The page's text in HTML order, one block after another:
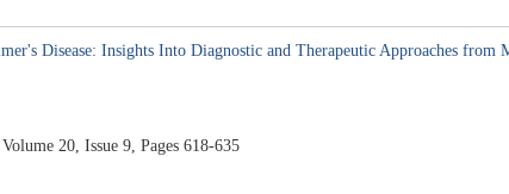
Disease: Insights Into Diagnostic and Therapeutic Approaches from
20, Issue 9, Pages 618-635